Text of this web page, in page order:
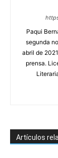
Paqui
segunda
abril de
prensa.
Artículos